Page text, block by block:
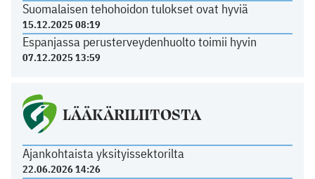
Suomalaisen tehohoidon tulokset ovat hyviä
15.12.2025 08:19
Espanjassa perusterveydenhuolto toimii hyvin
07.12.2025 13:59
LÄÄKÄRILIITOSTA
Ajankohtaista yksityissektorilta
22.06.2026 14:26